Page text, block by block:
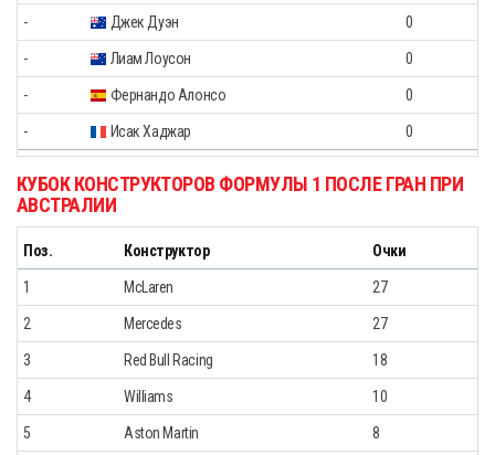
- Джек Дуэн 0
- Лиам Лоусон 0
- Фернандо Алонсо 0
- Исак Хаджар 0
КУБОК КОНСТРУКТОРОВ ФОРМУЛЫ 1 ПОСЛЕ ГРАН ПРИ
АВСТРАЛИИ
Поз. Конструктор Очки
1 McLaren 27
2 Mercedes 27
3 Red Bull Racing 18
4 Williams 10
5 Aston Martin 8